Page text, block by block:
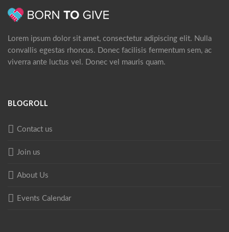
Lorem ipsum dolor sit amet, consectetur adipiscing elit. Nulla
convallis egestas rhoncus. Donec facilisis fermentum sem, ac
viverra ante luctus vel. Donec vel mauris quam.
BLOGROLL
Contact us
Join us
About Us
Events Calendar